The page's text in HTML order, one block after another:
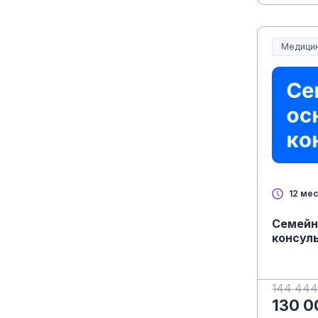
12
144
130